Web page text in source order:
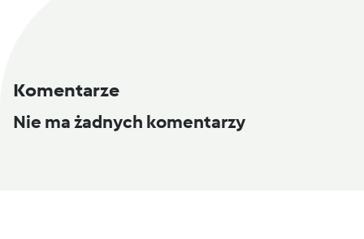
Komentarze
Nie ma żadnych komentarzy